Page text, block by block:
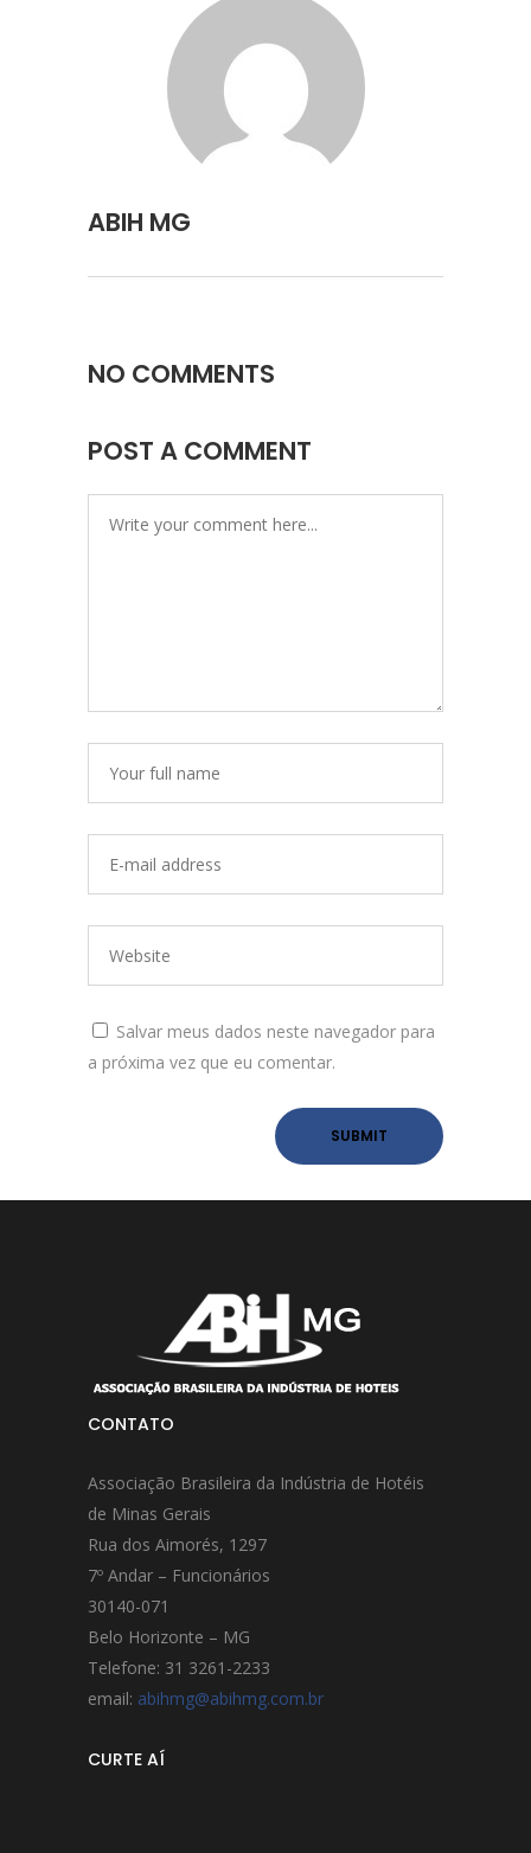
ABIH MG
NO COMMENTS
POST A COMMENT
Salvar meus dados neste navegador para
a próxima vez que eu comentar.
CONTATO
Associação Brasileira da Indústria de Hotéis
de Minas Gerais
Rua dos Aimorés, 1297
7º Andar – Funcionários
30140-071
Belo Horizonte – MG
Telefone: 31 3261-2233
email: abihmg@abihmg.com.br
CURTE AÍ